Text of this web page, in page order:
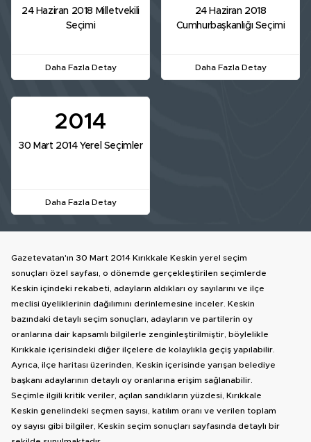
24 Haziran 2018 Milletvekili
Seçimi
Daha Fazla Detay
24 Haziran 2018
Cumhurbaşkanlığı Seçimi
Daha Fazla Detay
2014
30 Mart 2014 Yerel Seçimler
Daha Fazla Detay
Gazetevatan'ın 30 Mart 2014 Kırıkkale Keskin yerel seçim
sonuçları özel sayfası, o dönemde gerçekleştirilen seçimlerde
Keskin içindeki rekabeti, adayların aldıkları oy sayılarını ve ilçe
meclisi üyeliklerinin dağılımını derinlemesine inceler. Keskin
bazındaki detaylı seçim sonuçları, adayların ve partilerin oy
oranlarına dair kapsamlı bilgilerle zenginleştirilmiştir, böylelikle
Kırıkkale içerisindeki diğer ilçelere de kolaylıkla geçiş yapılabilir.
Ayrıca, ilçe haritası üzerinden, Keskin içerisinde yarışan belediye
başkanı adaylarının detaylı oy oranlarına erişim sağlanabilir.
Seçimle ilgili kritik veriler, açılan sandıkların yüzdesi, Kırıkkale
Keskin genelindeki seçmen sayısı, katılım oranı ve verilen toplam
oy sayısı gibi bilgiler, Keskin seçim sonuçları sayfasında detaylı bir